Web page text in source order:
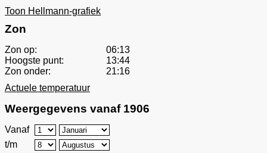
Toon Hellmann-grafiek
Zon
Zon op:
06:13
Hoogste punt:
13:44
Zon onder:
21:16
Actuele temperatuur
Weergegevens vanaf 1906
Vanaf
t/m